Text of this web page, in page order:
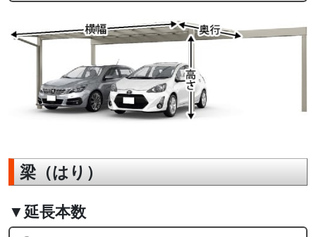
梁（はり）
▼延長本数